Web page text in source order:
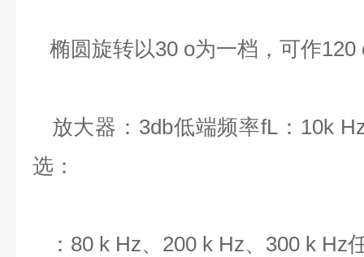
椭圆旋转以30 o为一档，可作120
放大器：3db低端频率fL：10k
选：
：80 k Hz、200 k Hz、300 k Hz